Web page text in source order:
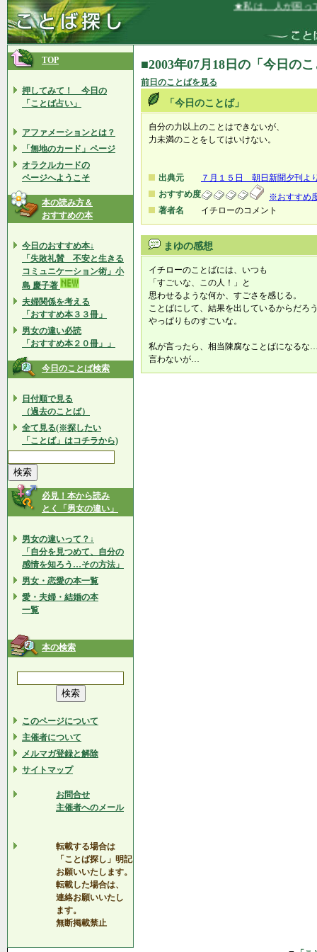
★私は、人が困って
TOP
押してみて！ 今日の
「ことば占い」
アファメーションとは？
「無地のカード」ページ
オラクルカードの
ページへようこそ
本の読み方＆
おすすめの本
今日のおすすめ本↓
「失敗礼賛 不安と生きる
コミュニケーション術」小
島 慶子著
夫婦関係を考える
「おすすめ本３３冊」
男女の違い必読
「おすすめ本２０冊」」
今日のことば検索
日付順で見る
（過去のことば）
全て見る(※探したい
「ことば」はコチラから)
必見！本から読み
とく「男女の違い」
男女の違いって？↓
「自分を見つめて、自分の
感情を知ろう…その方法」
男女・恋愛の本一覧
愛・夫婦・結婚の本
一覧
本の検索
このページについて
主催者について
メルマガ登録と解除
サイトマップ
お問合せ
主催者へのメール
転載する場合は
「ことば探し」明記
お願いいたします。
転載した場合は、
連絡お願いいたし
ます。
無断掲載禁止
■2003年07月18日の「今日の
前日のことばを見る
「今日のことば」
自分の力以上のことはできないが、
力未満のことをしてはいけない。
出典元
７月１５日 朝日新聞
おすすめ度
※おすすめ
著者名
イチローのコメント
まゆの感想
イチローのことばには、いつも
「すごいな、この人！」と
思わせるような何か、すごさを感じる。
ことばにして、結果を出しているからだろ
やっぱりものすごいな。
私が言ったら、相当陳腐なことばになるな
言わないが…